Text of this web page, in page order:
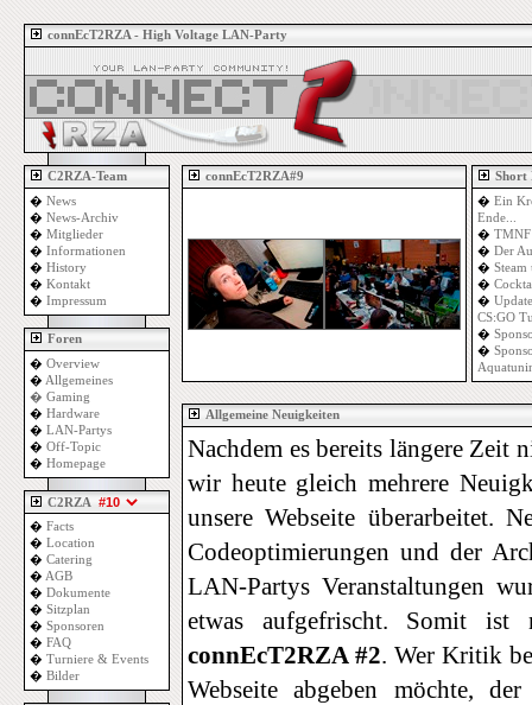
connEcT2RZA - High Voltage LAN-Party
C2RZA-Team
� News
� News-Archiv
� Mitglieder
� Informationen
� History
� Kontakt
� Impressum
Foren
� Overview
� Allgemeines
� Gaming
� Hardware
� LAN-Partys
� Off-Topic
� Homepage
C2RZA
� Facts
� Location
� Catering
� AGB
� Dokumente
� Sitzplan
� Sponsoren
� FAQ
� Turniere & Events
� Bilder
connEcT2RZA#9
Short
� Ein
Ende...
� TMNF
� Der
� Steam
�
�
CS:GO
�
�
Allgemeine Neuigkeiten
Nachdem es bereits längere Zeit
wir heute gleich mehrere
unsere Webseite überarbeitet.
Codeoptimierungen und der
LAN-Partys Veranstaltungen
etwas aufgefrischt. Somit
connEcT2RZA #2. Wer Kritik
Webseite abgeben möchte,